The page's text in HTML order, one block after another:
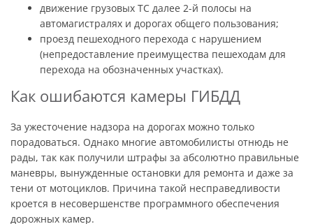
движение грузовых ТС далее 2-й полосы на
автомагистралях и дорогах общего пользования;
проезд пешеходного перехода с нарушением
(непредоставление преимущества пешеходам для
перехода на обозначенных участках).
Как ошибаются камеры ГИБДД
За ужесточение надзора на дорогах можно только
порадоваться. Однако многие автомобилисты отнюдь не
рады, так как получили штрафы за абсолютно правильные
маневры, вынужденные остановки для ремонта и даже за
тени от мотоциклов. Причина такой несправедливости
кроется в несовершенстве программного обеспечения
дорожных камер.